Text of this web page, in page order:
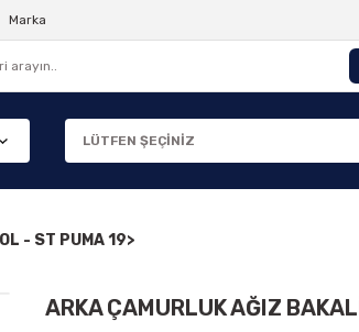
Marka
- ST PUMA 19>
ARKA ÇAMURLUK AĞIZ